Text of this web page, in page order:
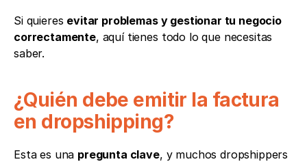
Si quieres evitar problemas y gestionar tu negocio
correctamente, aquí tienes todo lo que necesitas
saber.
¿Quién debe emitir la factura
en dropshipping?
Esta es una pregunta clave, y muchos dropshippers